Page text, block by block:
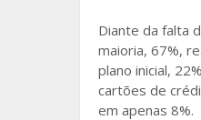
Diante da falta
maioria, 67%,
plano inicial,
cartões de
em apenas 8%.